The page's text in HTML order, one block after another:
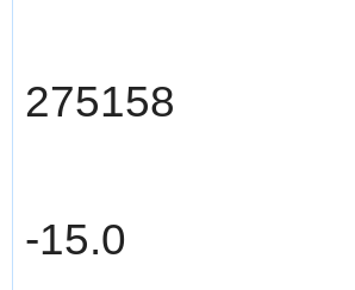
275158
-15.0